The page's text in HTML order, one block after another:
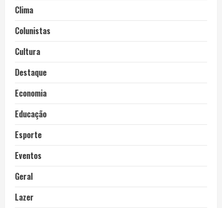
Clima
Colunistas
Cultura
Destaque
Economia
Educação
Esporte
Eventos
Geral
Lazer